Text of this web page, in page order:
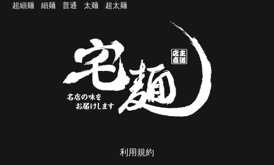
超細麺
細麺 普通 太麺 超太麺
利用規約